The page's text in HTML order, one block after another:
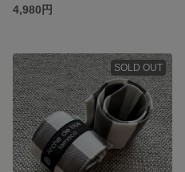
4,980円
SOLD OUT